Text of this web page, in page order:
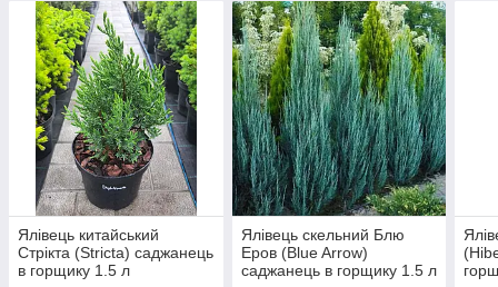
Ялівець китайський
Стрікта (Stricta) саджанець
в горщику 1.5 л
Ялівець скельний Блю
Еров (Blue Arrow)
саджанець в горщику 1.5 л